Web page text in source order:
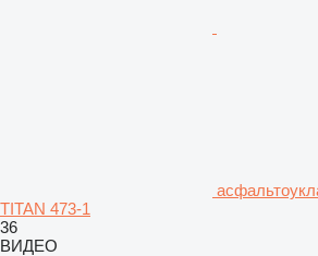
TITAN 473-1
36
ВИДЕО